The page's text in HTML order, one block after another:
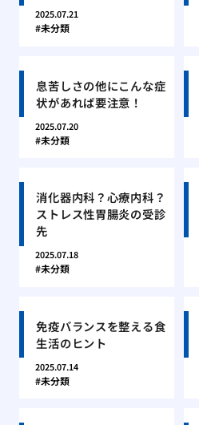
2025.07.21
未分類
息苦しさの他にこんな症
状があれば要注意！
2025.07.20
未分類
消化器内科？心療内科？
ストレス性胃腸炎の受診
先
2025.07.18
未分類
免疫バランスを整える食
生活のヒント
2025.07.14
未分類